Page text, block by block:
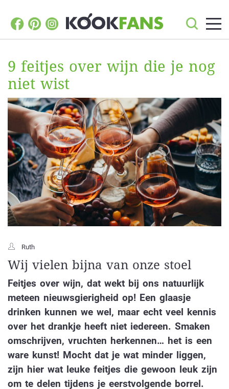
9 feitjes over wijn die je nog
niet wist
Ruth
Wij vielen bijna van onze stoel
Feitjes over wijn, dat wekt bij ons natuurlijk
meteen nieuwsgierigheid op! Een glaasje
drinken kunnen we wel, maar echt veel kennis
over het drankje heeft niet iedereen. Smaken
omschrijven, vruchten herkennen… het is een
ware kunst! Mocht dat je wat minder liggen,
zijn hier wat leuke feitjes die gewoon leuk zijn
om te delen tijdens je eerstvolgende borrel.